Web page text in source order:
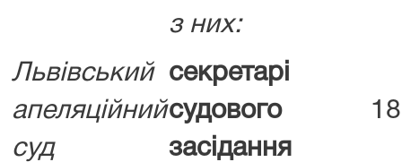
з них:
Львівський
апеляційний
суд
секретарі
судового
засідання
18